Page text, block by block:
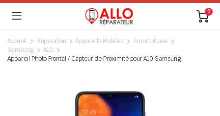
0
Accueil Réparation Appareils Mobiles
Smartphone
Samsung
A10
Appareil Photo Frontal / Capteur de Proximité pour A10 Samsung